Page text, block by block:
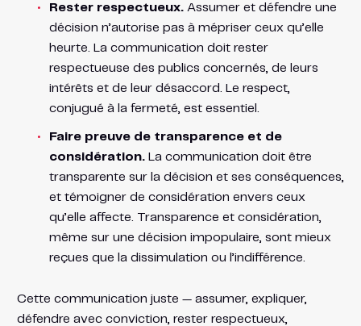
Rester respectueux.Assumer et défendre une
décision n’autorise pas à mépriser ceux qu’elle
heurte. La communication doit rester
respectueuse des publics concernés, de leurs
intérêts et de leur désaccord. Le respect,
conjugué à la fermeté, est essentiel.
Faire preuve de transparence et de
considération.La communication doit être
transparente sur la décision et ses conséquences,
et témoigner de considération envers ceux
qu’elle affecte. Transparence et considération,
même sur une décision impopulaire, sont mieux
reçues que la dissimulation ou l’indifférence.
Cette communication juste — assumer, expliquer,
défendre avec conviction, rester respectueux,